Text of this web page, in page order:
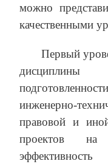
можно
качественными
Первый
дисциплины
инженерно-
правовой и
проектов